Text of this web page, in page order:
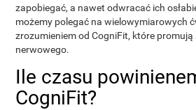
zapobiegać, a nawet odwracać ich
możemy polegać na wielowymiarowych
zrozumieniem od CogniFit, które
nerwowego.
Ile czasu
CogniFit?